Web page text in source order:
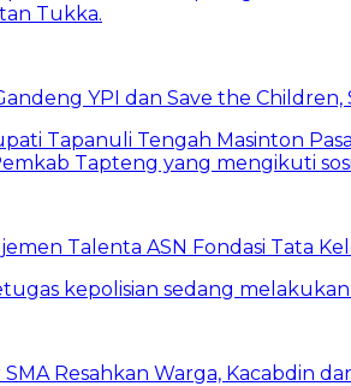
YPI dan Save the
Talenta ASN Fondasi Tata
Resahkan Warga, Kacabdin